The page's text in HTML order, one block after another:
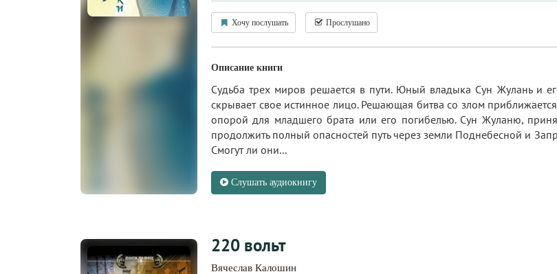
Хочу послушать Прослушано
Описание книги
Судьба трех миров решается в пути. Юный владыка Сун Жулань и
скрывает свое истинное лицо. Решающая битва со злом
опорой для младшего брата или его погибелью. Сун Жуланю,
продолжить полный опасностей путь через земли Поднебесной и
Смогут ли они...
Слушать аудиокнигу
220 вольт
Вячеслав Калошин